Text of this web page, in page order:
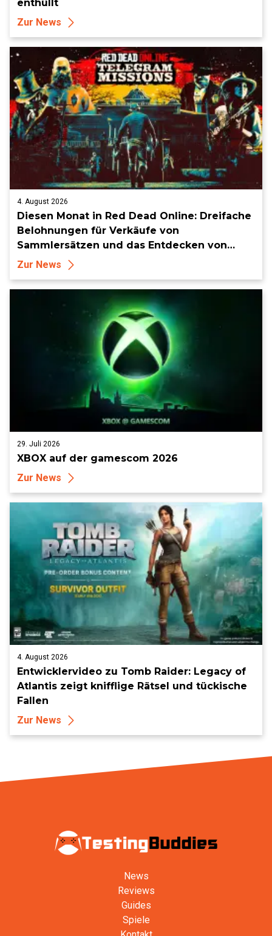
enthüllt
Zur News
4. August 2026
Diesen Monat in Red Dead Online: Dreifache
Belohnungen für Verkäufe von
Sammlersätzen und das Entdecken von
Sammlerstücken, in Telegramm-Missionen
Zur News
29. Juli 2026
XBOX auf der gamescom 2026
Zur News
4. August 2026
Entwicklervideo zu Tomb Raider: Legacy of
Atlantis zeigt knifflige Rätsel und tückische
Fallen
Zur News
News
Reviews
Guides
Spiele